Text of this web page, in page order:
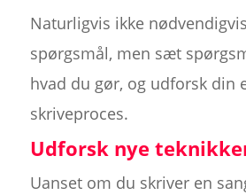
Naturligvis ikke
spørgsmål, men sæt
hvad du gør, og udforsk din
skriveproces.
Udforsk nye
Uanset om du skriver en